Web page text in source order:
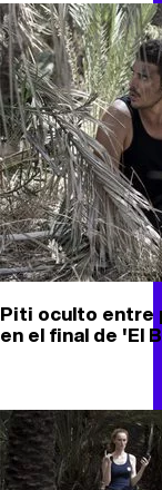
Piti oculto entre
en el final de 'El